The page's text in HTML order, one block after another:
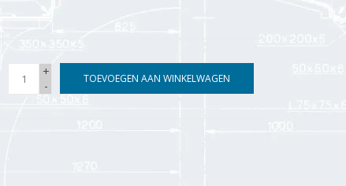
+
-
TOEVOEGEN AAN WINKELWAGEN